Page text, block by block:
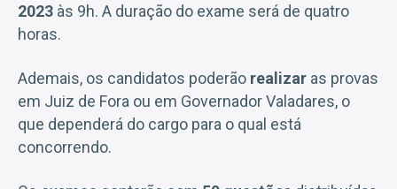
2023 às 9h. A duração do exame será de quatro
horas.
Ademais, os candidatos poderão realizar as provas
em Juiz de Fora ou em Governador Valadares, o
que dependerá do cargo para o qual está
concorrendo.